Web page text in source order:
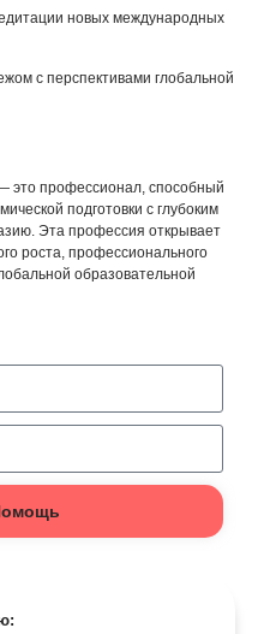
новых международных
с перспективами глобальной
это профессионал, способный
подготовки с глубоким
Эта профессия открывает
роста, профессионального
образовательной